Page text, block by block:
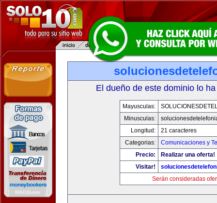
El dueño de este dominio lo
Mayusculas:
Minusculas:
Longitud:
21 caracteres
Categorias:
Comunicaciones y
Precio:
Realizar una oferta!
Visitar!
Serán consideradas